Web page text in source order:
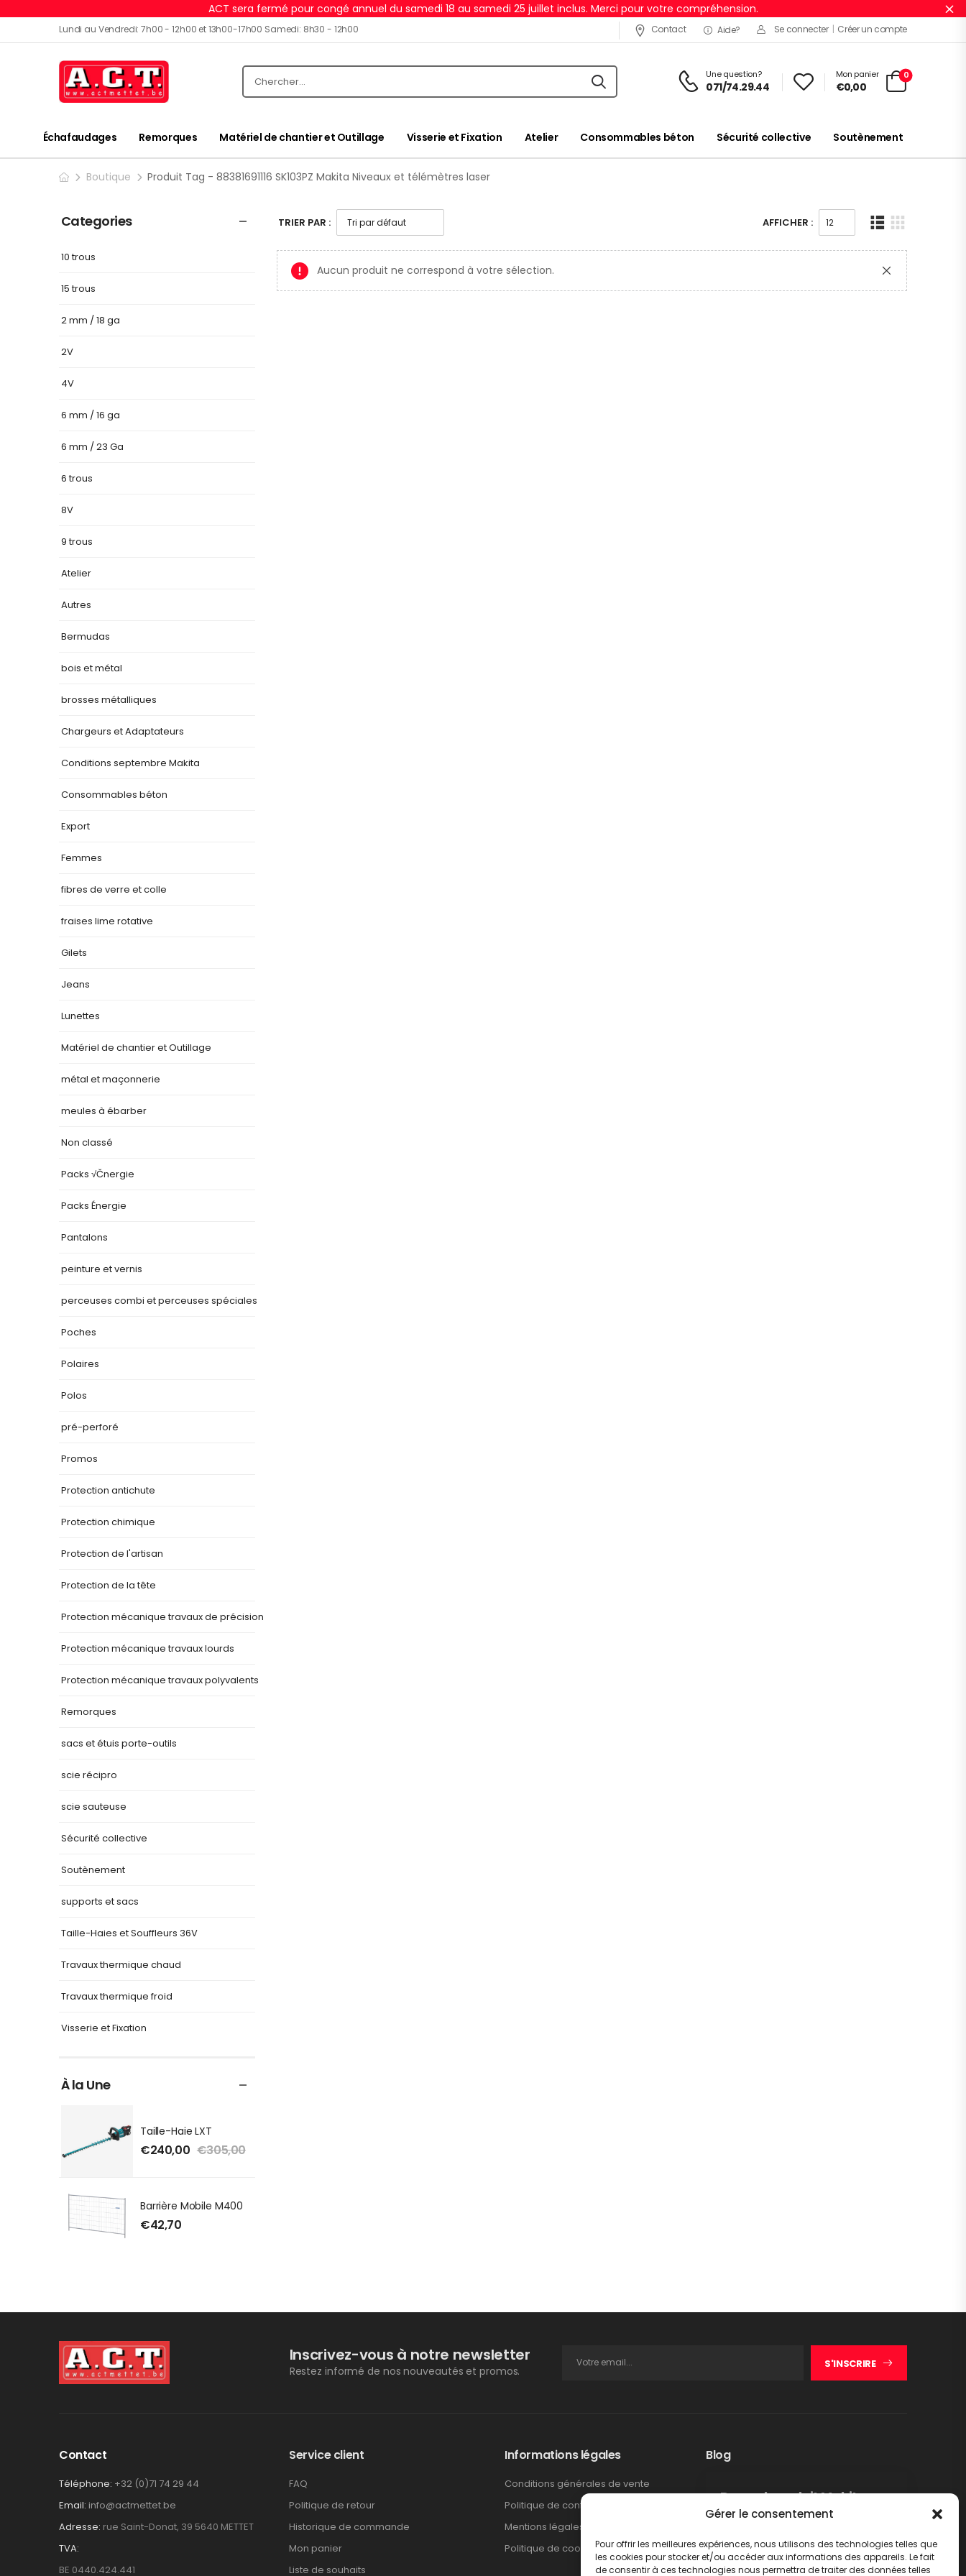
Gérer le consentement
Pour offrir les meilleures expériences, nous utilisons des technologies telles que
les cookies pour stocker et/ou accéder aux informations des appareils. Le fait
de consentir à ces technologies nous permettra de traiter des données telles
ACT sera fermé pour congé annuel du samedi 18 au samedi 25 juillet inclus. Merci pour votre compréhension.
Lundi au Vendredi: 7h00 - 12h00 et 13h00-17h00 Samedi: 8h30 - 12h00 Contact Aide? Se connecter | Créer un compte
Une question?
071/74.29.44
Mon panier
€0,00
0
Échafaudages Remorques Matériel de chantier et Outillage Visserie et Fixation Atelier Consommables béton Sécurité collective Soutènement
Boutique Produit Tag - 88381691116 SK103PZ Makita Niveaux et télémètres laser
Categories
10 trous
15 trous
2 mm / 18 ga
2V
4V
6 mm / 16 ga
6 mm / 23 Ga
6 trous
8V
9 trous
Atelier
Autres
Bermudas
bois et métal
brosses métalliques
Chargeurs et Adaptateurs
Conditions septembre Makita
Consommables béton
Export
Femmes
fibres de verre et colle
fraises lime rotative
Gilets
Jeans
Lunettes
Matériel de chantier et Outillage
métal et maçonnerie
meules à ébarber
Non classé
Packs √Čnergie
Packs Énergie
Pantalons
peinture et vernis
perceuses combi et perceuses spéciales
Poches
Polaires
Polos
pré-perforé
Promos
Protection antichute
Protection chimique
Protection de l'artisan
Protection de la tête
Protection mécanique travaux de précision
Protection mécanique travaux lourds
Protection mécanique travaux polyvalents
Remorques
sacs et étuis porte-outils
scie récipro
scie sauteuse
Sécurité collective
Soutènement
supports et sacs
Taille-Haies et Souffleurs 36V
Travaux thermique chaud
Travaux thermique froid
Visserie et Fixation
À la Une
Taille-Haie LXT
€240,00 €305,00
Barrière Mobile M400
€42,70
TRIER PAR : AFFICHER :
Aucun produit ne correspond à votre sélection.
Inscrivez-vous à notre newsletter
Restez informé de nos nouveautés et promos.
S'INSCRIRE
Contact
Téléphone: +32 (0)71 74 29 44
Email: info@actmettet.be
Adresse: rue Saint-Donat, 39 5640 METTET
TVA:
BE 0440.424.441
Service client
FAQ
Politique de retour
Historique de commande
Mon panier
Liste de souhaits
Informations légales
Conditions générales de vente
Politique de confidentialité
Mentions légales
Politique de cookies
Blog
Rappel produit Makita –
Pompe à graisse DGP180
LIRE PLUS